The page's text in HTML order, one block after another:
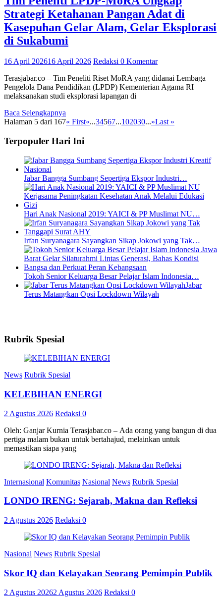
Strategi Ketahanan Pangan Adat di
Kasepuhan Gelar Alam, Gelar Eksplorasi
di Sukabumi
16 April 202616 April 2026 Redaksi 0 Komentar
Terasjabar.co – Tim Peneliti Riset MoRA yang didanai Lembaga
Pengelola Dana Pendidikan (LPDP) Kementerian Agama RI
melaksanakan studi eksplorasi lapangan di
Baca Selengkapnya
Halaman 5 dari 167« First«...34567...102030...»Last »
Terpopuler Hari Ini
Jabar Bangga Sumbang Sepertiga Ekspor Industri…
Hari Anak Nasional 2019: YAICI & PP Muslimat NU…
Irfan Suryanagara Sayangkan Sikap Jokowi yang Tak…
Tokoh Senior Keluarga Besar Pelajar Islam Indonesia…
Jabar
Terus Matangkan Opsi Lockdown Wilayah
Rubrik Spesial
News Rubrik Spesial
KELEBIHAN ENERGI
2 Agustus 2026 Redaksi 0
Oleh: Ganjar Kurnia Terasjabar.co – Ada orang yang bangun di dua
pertiga malam bukan untuk bertahajud, melainkan untuk
memastikan siapa yang
Internasional Komunitas Nasional News Rubrik Spesial
LONDO IRENG: Sejarah, Makna dan Refleksi
2 Agustus 2026 Redaksi 0
Nasional News Rubrik Spesial
Skor IQ dan Kelayakan Seorang Pemimpin Publik
2 Agustus 20262 Agustus 2026 Redaksi 0